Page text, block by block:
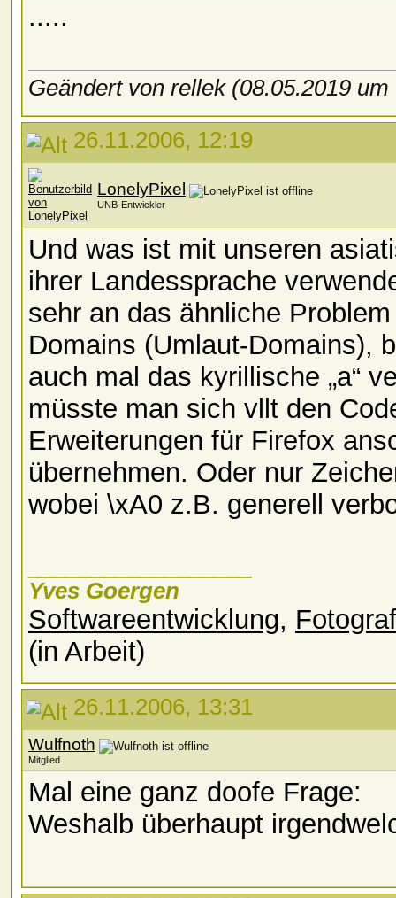
.....
Geändert von rellek (08.05.2019 um
26.11.2006, 12:19
LonelyPixel
UNB-Entwickler
Und was ist mit unseren
ihrer Landessprache
sehr an das ähnliche
Domains (Umlaut-Domains),
auch mal das kyrillische „a“
müsste man sich vllt den
Erweiterungen für Firefox
übernehmen. Oder nur
wobei \xA0 z.B. generell
Yves Goergen
Softwareentwicklung,
(in Arbeit)
26.11.2006, 13:31
Wulfnoth
Mitglied
Mal eine ganz doofe Frage:
Weshalb überhaupt